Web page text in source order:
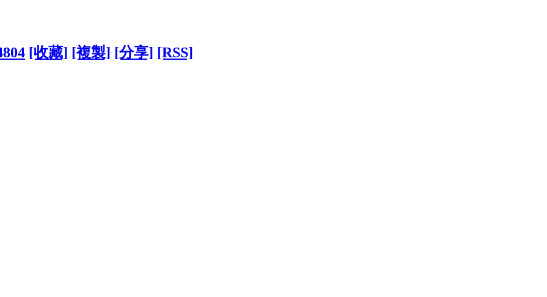
[收藏] [複製] [分享] [RSS]